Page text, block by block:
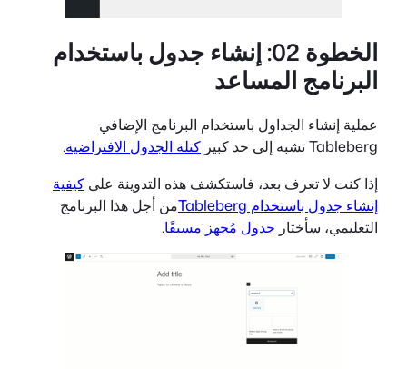
الخطوة 02: إنشاء جدول باستخدام
البرنامج المساعد
عملية إنشاء الجداول باستخدام البرنامج الإضافي
Tableberg تشبه إلى حد كبير
كتلة الجدول الافتراضية.
إذا كنت لا تعرف بعد، فاستكشف هذه التدوينة على كيفية
إنشاء جدول باستخدام Tableberg
من أجل هذا البرنامج
التعليمي، سأختار جدول مُجهز مسبقًا.